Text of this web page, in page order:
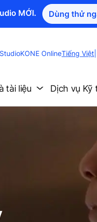
MỚI. Dùng thử
KONE OnlineChange
Tiếng Việt
tài liệu Dịch vụ Kỹ